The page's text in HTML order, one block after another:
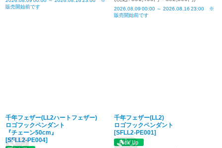
販売開始前です
2026.08.09 00:00 ～ 2026.08.16 23:00 ※
販売開始前です
千年フェザー(LL2ハートフェザー)
ロゴフックペンダント
『チェーン50cm』
[SFLL2-PE004]
千年フェザー(LL2)
ロゴフックペンダント
[SFLL2-PE001]